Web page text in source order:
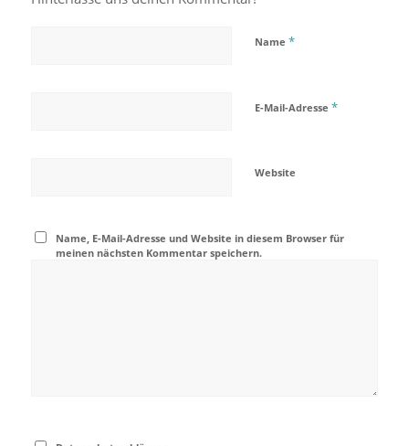
Name *
E-Mail-Adresse *
Website
Name, E-Mail-Adresse und Website in diesem Browser für
meinen nächsten Kommentar speichern.